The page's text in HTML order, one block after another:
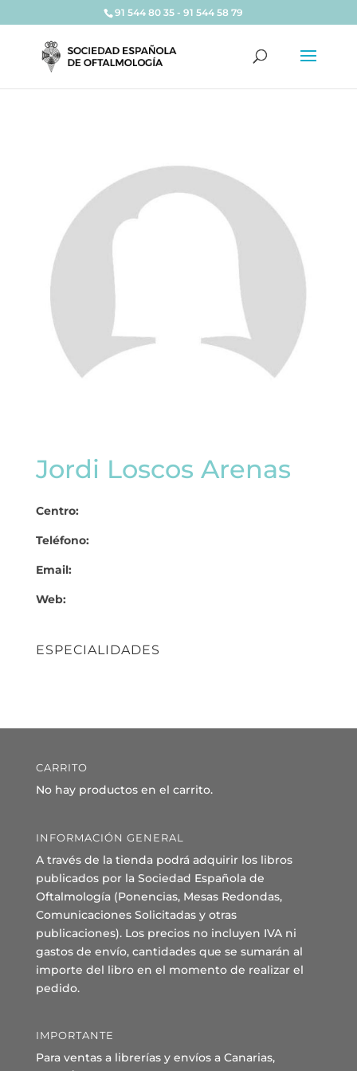
91 544 80 35 - 91 544 58 79
Jordi Loscos Arenas
Centro:
Teléfono:
Email:
Web:
ESPECIALIDADES
CARRITO
No hay productos en el carrito.
INFORMACIÓN GENERAL
A través de la tienda podrá adquirir los libros
publicados por la Sociedad Española de
Oftalmología (Ponencias, Mesas Redondas,
Comunicaciones Solicitadas y otras
publicaciones). Los precios no incluyen IVA ni
gastos de envío, cantidades que se sumarán al
importe del libro en el momento de realizar el
pedido.
IMPORTANTE
Para ventas a librerías y envíos a Canarias,